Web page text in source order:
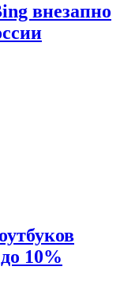
внезапно
10%